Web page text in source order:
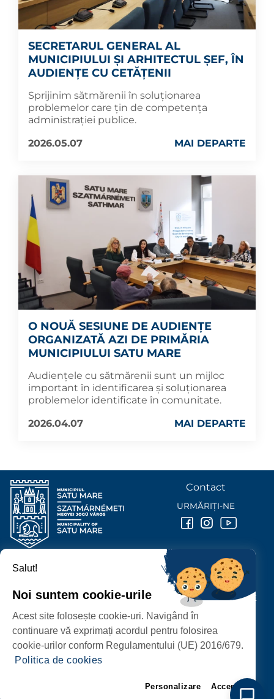
SECRETARUL GENERAL AL
MUNICIPIULUI ȘI ARHITECTUL ȘEF, ÎN
AUDIENȚE CU CETĂȚENII
Sprijinim sătmărenii în soluționarea
problemelor care țin de competența
administrației publice.
2026.05.07
MAI DEPARTE
O NOUĂ SESIUNE DE AUDIENȚE
ORGANIZATĂ AZI DE PRIMĂRIA
MUNICIPIULUI SATU MARE
Audiențele cu sătmărenii sunt un mijloc
important în identificarea și soluționarea
problemelor identificate în comunitate.
2026.04.07
MAI DEPARTE
PROTECȚIA DATELOR PERSONALE
PRIMĂRIA MUNICIPIULUI
P-ȚA 25 OCTOMBRIE, NR. 1 CORP M, 440026 SATU MARE
Contact
URMĂRIȚI-NE
Salut!
Noi suntem cookie-urile
Acest site folosește cookie-uri. Navigând în
continuare vă exprimați acordul pentru folosirea
cookie-urilor conform Regulamentului (UE) 2016/679.
Politica de cookies
Personalizare Accept